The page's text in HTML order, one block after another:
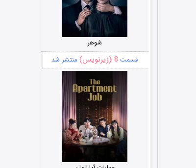
شوهر
قسمت 8 (زیرنویس) منتشر شد